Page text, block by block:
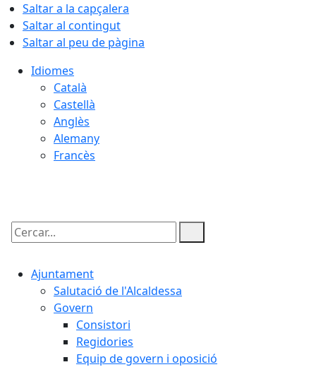
Saltar a la capçalera
Saltar al contingut
Saltar al peu de pàgina
Idiomes
Català
Castellà
Anglès
Alemany
Francès
Cercar:
Ajuntament
Salutació de l'Alcaldessa
Govern
Consistori
Regidories
Equip de govern i oposició